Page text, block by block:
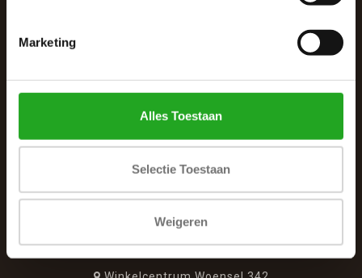
Marketing
Alles Toestaan
Selectie Toestaan
Weigeren
De Woonhoek - Landelijk leven